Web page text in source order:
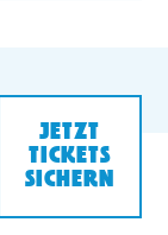
JETZT
TICKETS
SICHERN